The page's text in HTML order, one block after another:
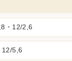
・12/2,6
12/5,6